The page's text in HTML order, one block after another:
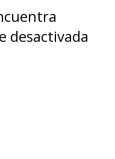
desactivada